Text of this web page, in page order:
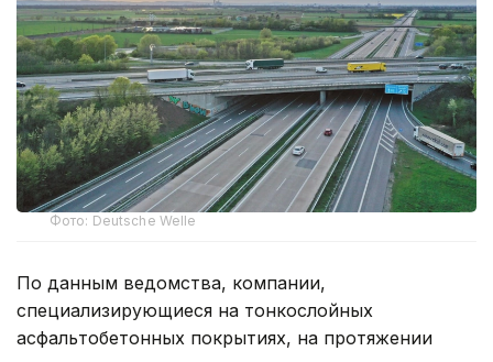
Фото: Deutsche Welle
По данным ведомства, компании,
специализирующиеся на тонкослойных
асфальтобетонных покрытиях, на протяжении